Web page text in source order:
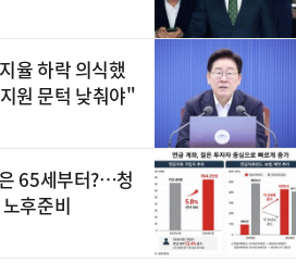
율 하락 의식했
원 문턱 낮춰야"
65세부터?…청
후준비